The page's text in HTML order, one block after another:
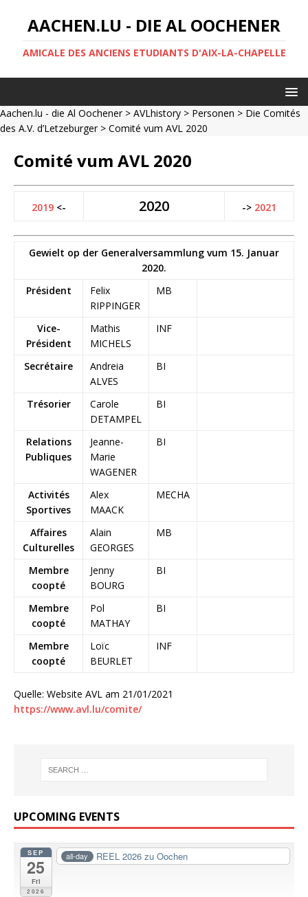
AACHEN.LU - DIE AL OOCHENER
AMICALE DES ANCIENS ETUDIANTS D'AIX-LA-CHAPELLE
Aachen.lu - die Al Oochener> AVLhistory > Personen > Die Comités
des A.V. d’Letzeburger> Comité vum AVL 2020
Comité vum AVL 2020
2019 <- 2020 -> 2021
Gewielt op der Generalversammlung vum 15. Januar
2020.
Président
Felix
RIPPINGER
MB
Vice-
Président
Mathis
MICHELS
INF
Secrétaire
Andreia
ALVES
BI
Trésorier
Carole
DETAMPEL
BI
Relations
Publiques
Jeanne-
Marie
WAGENER
BI
Activités
Sportives
Alex
MAACK
MECHA
Affaires
Culturelles
Alain
GEORGES
MB
Membre
coopté
Jenny
BOURG
BI
Membre
coopté
Pol
MATHAY
BI
Membre
coopté
Loïc
BEURLET
INF
Quelle: Website AVL am 21/01/2021
https://www.avl.lu/comite/
UPCOMING EVENTS
SEP
25
Fri
2026
all-day REEL 2026 zu Oochen